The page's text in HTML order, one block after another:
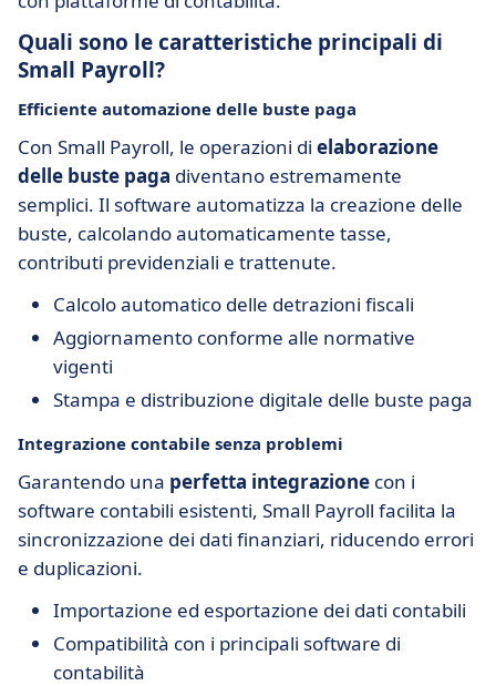
Quali sono le caratteristiche principali di
Small Payroll?
Efficiente automazione delle buste paga
Con Small Payroll, le operazioni di elaborazione
delle buste paga diventano estremamente
semplici. Il software automatizza la creazione delle
buste, calcolando automaticamente tasse,
contributi previdenziali e trattenute.
Calcolo automatico delle detrazioni fiscali
Aggiornamento conforme alle normative
vigenti
Stampa e distribuzione digitale delle buste paga
Integrazione contabile senza problemi
Garantendo una perfetta integrazione con i
software contabili esistenti, Small Payroll facilita la
sincronizzazione dei dati finanziari, riducendo errori
e duplicazioni.
Importazione ed esportazione dei dati contabili
Compatibilità con i principali software di
contabilità